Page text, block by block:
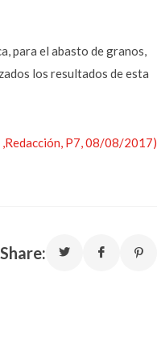
para el abasto de granos,
los resultados de esta
P7, 08/08/2017)
Share: